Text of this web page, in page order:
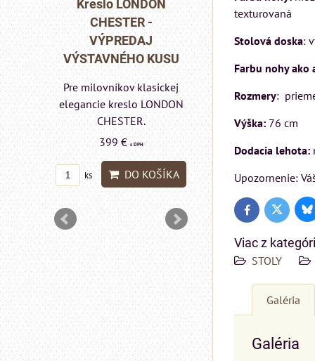
texturovaná
Stolová doska:
Farbu nohy ako
Rozmery:
Výška: 76 cm
Dodacia lehota:
Upozornenie:
FacebookTwitter
Viac z
STOLY
Galéria
Galéria
Matrac MIZAR od
talianskeho systému
Rinaldi Bed System
ponúka...
699 €s DPH
ks DO KOŠÍKA
Pohovka
CHESTER -
VÝPREDAJ
VÝSTAVNÉHO
Pre milovníkov
elegancie kreslo a
pohovka LONDON
599 €